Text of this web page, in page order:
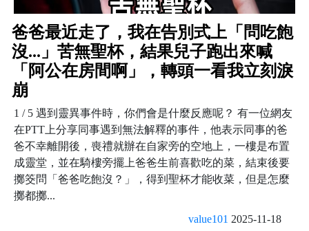
爸爸最近走了，我在告別式上「問吃飽
沒...」苦無聖杯，結果兒子跑出來喊
「阿公在房間啊」，轉頭一看我立刻淚
崩
1 / 5 遇到靈異事件時，你們會是什麼反應呢？ 有一位網友
在PTT上分享同事遇到無法解釋的事件，他表示同事的爸
爸不幸離開後，喪禮就辦在自家旁的空地上，一樓是布置
成靈堂，並在騎樓旁擺上爸爸生前喜歡吃的菜，結束後要
擲筊問「爸爸吃飽沒？」，得到聖杯才能收菜，但是怎麼
擲都擲...
value101 2025-11-18